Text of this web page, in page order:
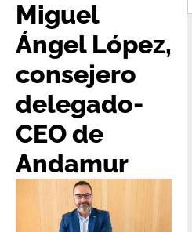
Miguel
Ángel López,
consejero
delegado-
CEO de
Andamur